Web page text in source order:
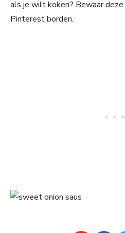
als je wilt koken? Bewaar
Pinterest borden.